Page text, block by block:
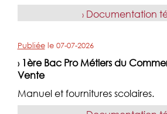
› Documentation
Publiéele 07-07-2026
› 1ère Bac Pro Métiers du
Vente
Manuel et fournitures scolaires.